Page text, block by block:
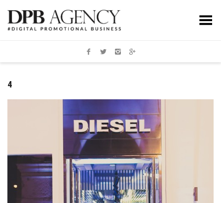
Toggle Menu
4